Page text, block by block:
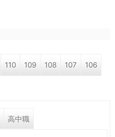
110 109 108 107 106
高中職